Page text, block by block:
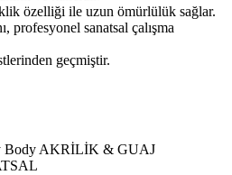
özelliği ile uzun ömürlülük sağlar.
profesyonel sanatsal çalışma
geçmiştir.
Body AKRİLİK & GUAJ